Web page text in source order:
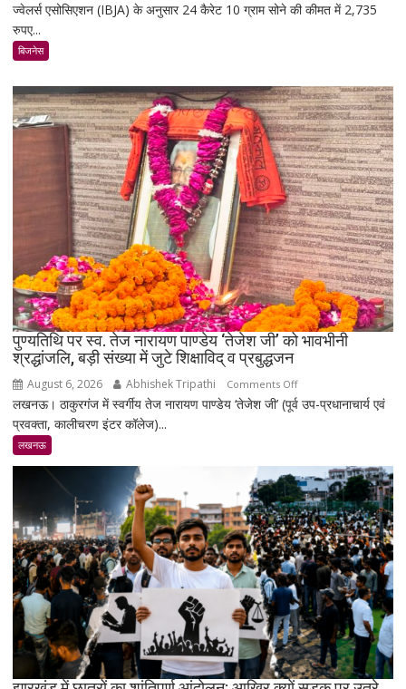
फिर
में
सोना
₹5,501
महंगा,
10
ग्राम
का
भाव
₹1.48
लाख
पहुंचा
ज्वेलर्स एसोसिएशन (IBJA) के अनुसार 24 कैरेट 10 ग्राम सोने की कीमत में 2,735
रुपए...
बिजनेस
पुण्यतिथि पर स्व. तेज नारायण पाण्डेय ‘तेजेश जी’ को भावभीनी
श्रद्धांजलि, बड़ी संख्या में जुटे शिक्षाविद् व प्रबुद्धजन
August 6, 2026 Abhishek Tripathi Comments Offon
पुण्यतिथि
तेज
नारायण
पाण्डेय
‘तेजेश
जी’
को
भावभीनी
श्रद्धांजलि,
बड़ी
संख्या
में
जुटे
लखनऊ। ठाकुरगंज में स्वर्गीय तेज नारायण पाण्डेय ‘तेजेश जी’ (पूर्व उप-प्रधानाचार्य एवं
प्रवक्ता, कालीचरण इंटर कॉलेज)...
लखनऊ